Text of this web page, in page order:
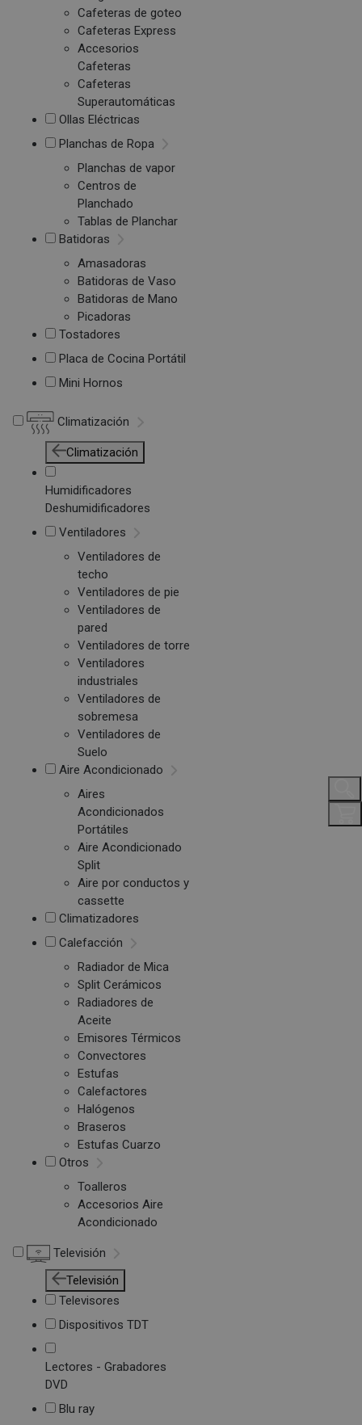
Cafeteras de goteo
Cafeteras Express
Accesorios
Cafeteras
Cafeteras
Superautomáticas
Ollas Eléctricas
Planchas de Ropa
Planchas de vapor
Centros de
Planchado
Tablas de Planchar
Batidoras
Amasadoras
Batidoras de Vaso
Batidoras de Mano
Picadoras
Tostadores
Placa de Cocina Portátil
Mini Hornos
Climatización
Climatización
Humidificadores
Deshumidificadores
Ventiladores
Ventiladores de
techo
Ventiladores de pie
Ventiladores de
pared
Ventiladores de torre
Ventiladores
industriales
Ventiladores de
sobremesa
Ventiladores de
Suelo
Aire Acondicionado
Aires
Acondicionados
Portátiles
Aire Acondicionado
Split
Aire por conductos y
cassette
Climatizadores
Calefacción
Radiador de Mica
Split Cerámicos
Radiadores de
Aceite
Emisores Térmicos
Convectores
Estufas
Calefactores
Halógenos
Braseros
Estufas Cuarzo
Otros
Toalleros
Accesorios Aire
Acondicionado
Televisión
Televisión
Televisores
Dispositivos TDT
Lectores - Grabadores
DVD
Blu ray